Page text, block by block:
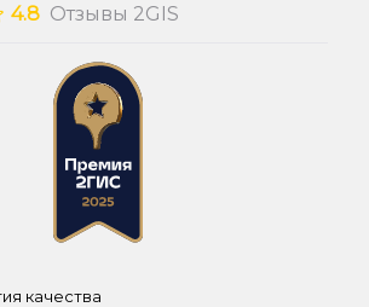
4.8 Отзывы 2GIS
качества